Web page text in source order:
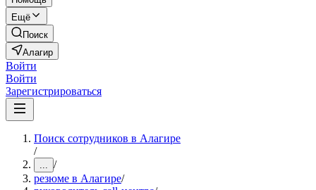
Ещё
Поиск
Алагир
Войти
Войти
Зарегистрироваться
Поиск сотрудников в Алагире
/
... /
резюме в Алагире/